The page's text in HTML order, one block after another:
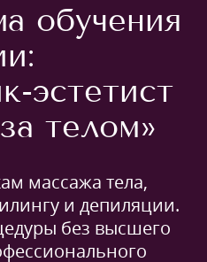
обучения
эстетист
телом»
массажа тела,
и депиляции.
без высшего